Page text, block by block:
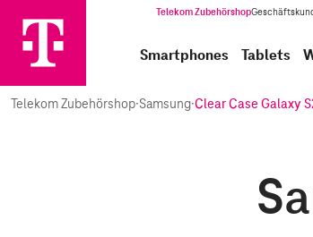
Telekom Zubehörshop(Wird in einem
Smartphones Tablets
Telekom Zubehörshop·Samsung·Clear Case Galaxy